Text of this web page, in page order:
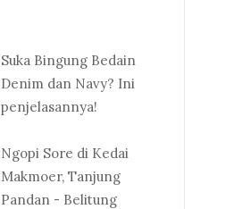
Suka Bingung Bedain
Denim dan Navy? Ini
penjelasannya!
Ngopi Sore di Kedai
Makmoer, Tanjung
Pandan - Belitung